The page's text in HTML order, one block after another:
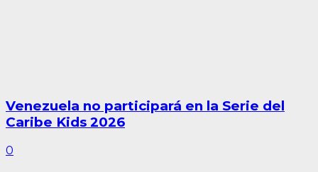
Venezuela no participará en la Serie del
Caribe Kids 2026
0